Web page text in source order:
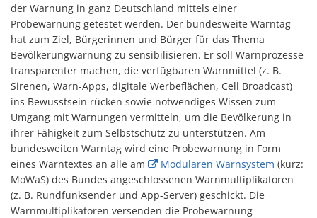
der Warnung in ganz Deutschland mittels einer
Probewarnung getestet werden. Der bundesweite Warntag
hat zum Ziel, Bürgerinnen und Bürger für das Thema
Bevölkerungwarnung zu sensibilisieren. Er soll Warnprozesse
transparenter machen, die verfügbaren Warnmittel (z. B.
Sirenen, Warn-Apps, digitale Werbeflächen, Cell Broadcast)
ins Bewusstsein rücken sowie notwendiges Wissen zum
Umgang mit Warnungen vermitteln, um die Bevölkerung in
ihrer Fähigkeit zum Selbstschutz zu unterstützen. Am
bundesweiten Warntag wird eine Probewarnung in Form
eines Warntextes an alle am
Modularen Warnsystem (kurz:
MoWaS) des Bundes angeschlossenen Warnmultiplikatoren
(z. B. Rundfunksender und App-Server) geschickt. Die
Warnmultiplikatoren versenden die Probewarnung